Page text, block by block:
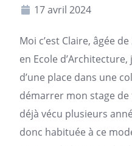
17 avril 2024
Moi c’est Claire, âgée
en Ecole
d’une place dans une
démarrer mon stage de
déjà vécu plusieurs
donc habituée à ce